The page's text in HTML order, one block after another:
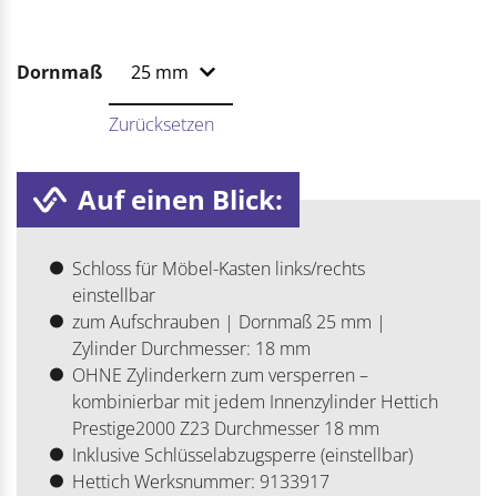
Dornmaß
Zurücksetzen
Auf einen Blick:
Schloss für Möbel-Kasten links/rechts
einstellbar
zum Aufschrauben | Dornmaß 25 mm |
Zylinder Durchmesser: 18 mm
OHNE Zylinderkern zum versperren –
kombinierbar mit jedem Innenzylinder Hettich
Prestige2000 Z23 Durchmesser 18 mm
Inklusive Schlüsselabzugsperre (einstellbar)
Hettich Werksnummer: 9133917